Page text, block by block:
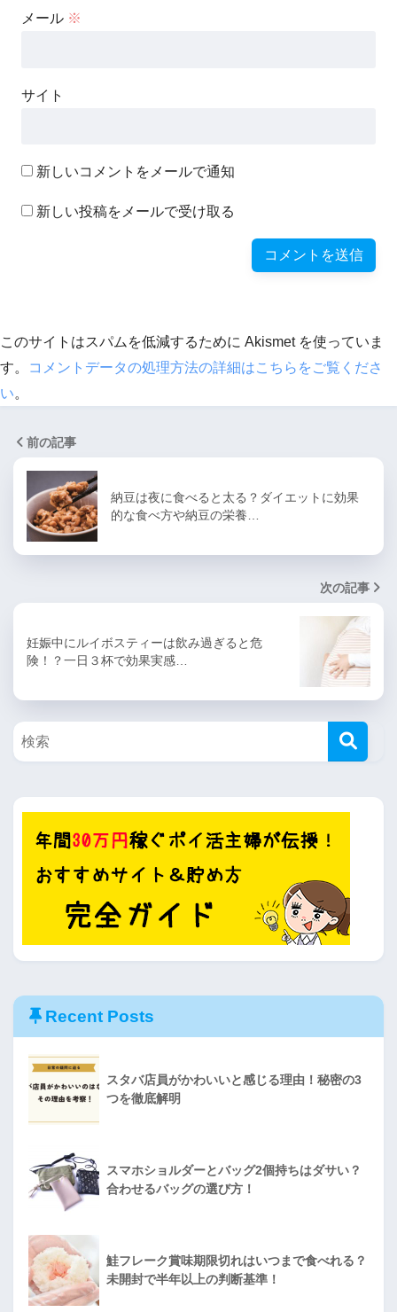
メール ※
サイト
新しいコメントをメールで通知
新しい投稿をメールで受け取る
このサイトはスパムを低減するために Akismet を使っていま
す。
コメントデータの処理方法の詳細はこちらをご覧くださ
い。
前の記事
納豆は夜に食べると太る？ダイエットに効果
的な食べ方や納豆の栄養…
次の記事
妊娠中にルイボスティーは飲み過ぎると危
険！？一日３杯で効果実感…
Recent Posts
スタバ店員がかわいいと感じる理由！秘密の3
つを徹底解明
スマホショルダーとバッグ2個持ちはダサい？
合わせるバッグの選び方！
鮭フレーク賞味期限切れはいつまで食べれる？
未開封で半年以上の判断基準！